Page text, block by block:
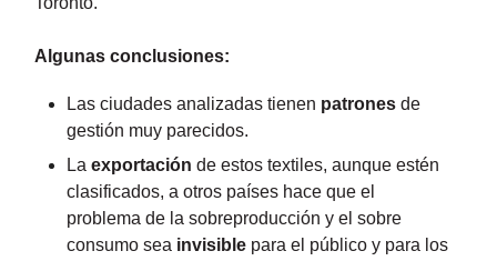
Algunas conclusiones:
Las ciudades analizadas tienen patrones de
gestión muy parecidos.
La exportación de estos textiles, aunque estén
clasificados, a otros países hace que el
problema de la sobreproducción y el sobre
consumo sea invisible para el público y para los